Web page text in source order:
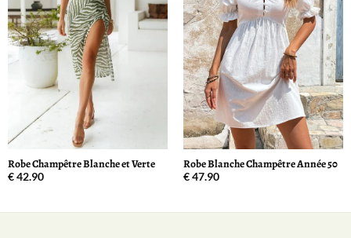
Robe Champêtre Blanche et Verte
€42.90
Robe Blanche Champêtre Année 50
€47.90